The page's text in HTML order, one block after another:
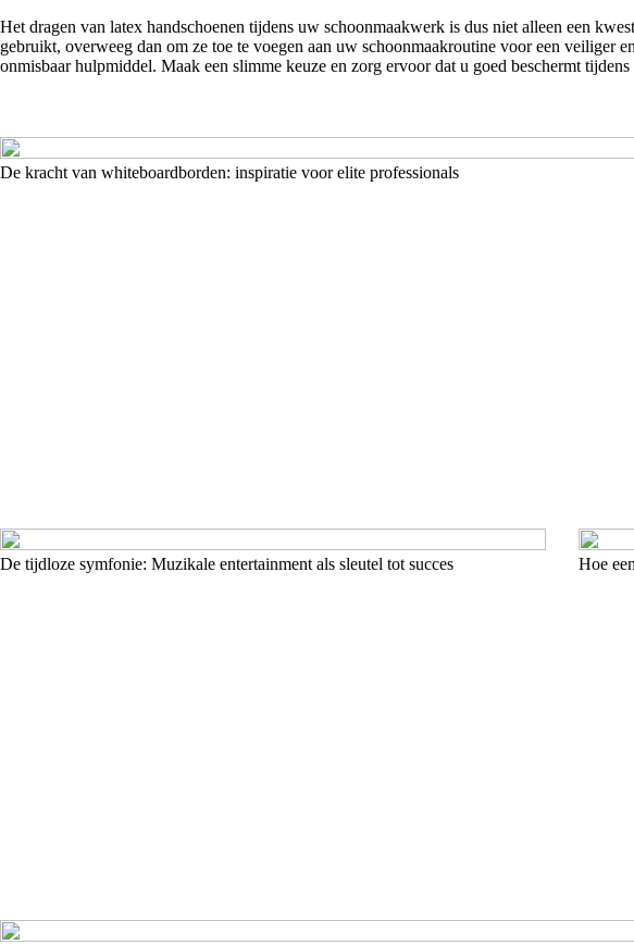
Het dragen van latex handschoenen tijdens uw schoonmaakwerk is dus niet alleen een
gebruikt, overweeg dan om ze toe te voegen aan uw schoonmaakroutine voor een veiliger
onmisbaar hulpmiddel. Maak een slimme keuze en zorg ervoor dat u goed beschermt tijdens
De kracht van whiteboardborden: inspiratie voor elite professionals
De tijdloze symfonie: Muzikale entertainment als sleutel tot succes Hoe